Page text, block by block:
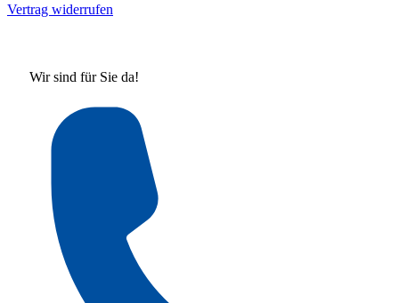
Vertrag widerrufen
Wir sind für Sie da!